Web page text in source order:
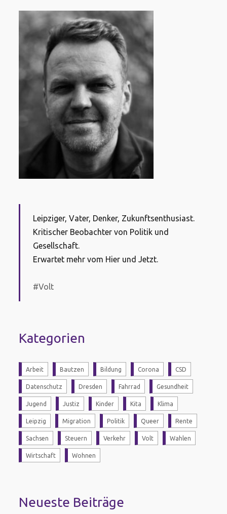
Leipziger, Vater, Denker, Zukunftsenthusiast.
Kritischer Beobachter von Politik und
Gesellschaft.
Erwartet mehr vom Hier und Jetzt.
#Volt
Kategorien
Arbeit Bautzen Bildung Corona CSD
Datenschutz Dresden Fahrrad Gesundheit
Jugend Justiz Kinder Kita Klima
Leipzig Migration Politik Queer Rente
Sachsen Steuern Verkehr Volt Wahlen
Wirtschaft Wohnen
Neueste Beiträge